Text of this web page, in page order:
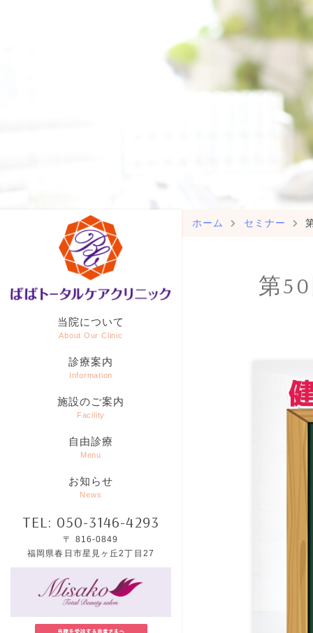
当院について
About Our Clinic
診療案内
Information
施設のご案内
Facility
自由診療
Menu
お知らせ
News
TEL: 050-3146-4293
〒 816-0849
福岡県春日市星見ヶ丘2丁目27
ホーム セミナー
第